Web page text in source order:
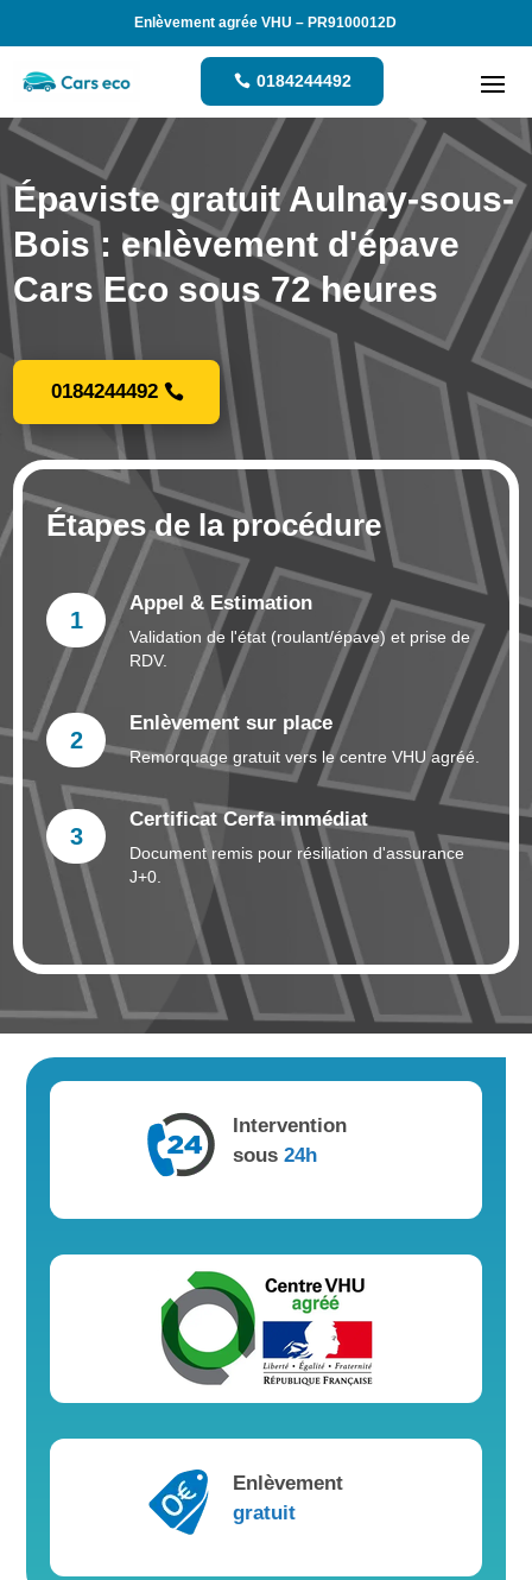
Enlèvement agrée VHU – PR9100012D
0184244492
Épaviste gratuit Aulnay-sous-
Bois : enlèvement d'épave
Cars Eco sous 72 heures
0184244492
Étapes de la procédure
1
Appel & Estimation
Validation de l'état (roulant/épave) et prise de
RDV.
2
Enlèvement sur place
Remorquage gratuit vers le centre VHU agréé.
3
Certificat Cerfa immédiat
Document remis pour résiliation d'assurance
J+0.
Intervention
sous 24h
Enlèvement
gratuit